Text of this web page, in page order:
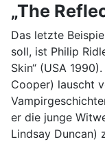
„The
Das letzte
soll, ist Philip
Skin“ (USA
Cooper) lauscht
er die junge
Lindsay Duncan)